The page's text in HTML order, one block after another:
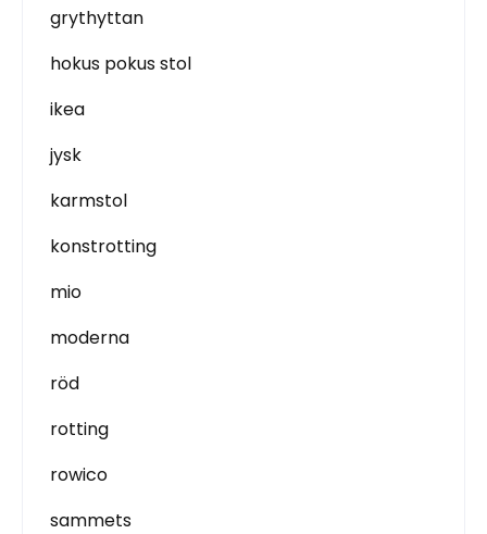
grythyttan
hokus pokus stol
ikea
jysk
karmstol
konstrotting
mio
moderna
röd
rotting
rowico
sammets